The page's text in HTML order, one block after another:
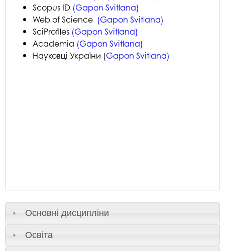
Scopus ID (Gapon Svitlana)
Web of Science (Gapon Svitlana)
SciProfiles (Gapon Svitlana)
Academia (Gapon Svitlana)
Науковці України (Gapon Svitlana)
Основні дисципліни
Освіта